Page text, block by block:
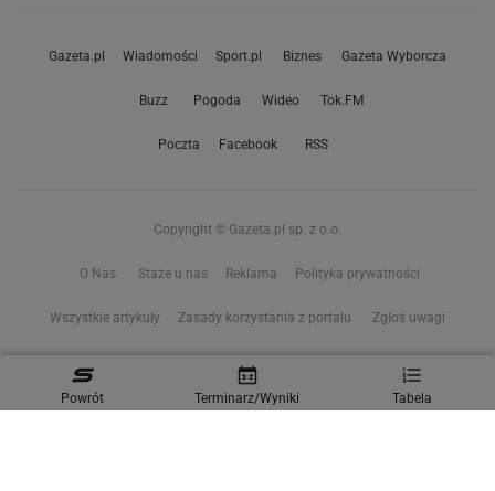
Powrót Terminarz/Wyniki Tabela
Gazeta.pl Wiadomości Sport.pl Biznes Gazeta Wyborcza
Buzz Pogoda Wideo Tok.FM
Poczta Facebook RSS
Copyright © Gazeta.pl sp. z o.o.
O Nas Staże u nas Reklama Polityka prywatności
Wszystkie artykuły Zasady korzystania z portalu Zgłoś uwagi